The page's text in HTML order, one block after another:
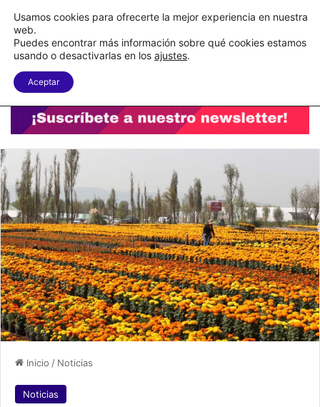
C&A México completa la implementación de su WMS en la nube
Menu
Inicio / Noticias
Noticias
Usamos cookies para ofrecerte la mejor experiencia en nuestra
web.
Puedes encontrar más información sobre qué cookies estamos
usando o desactivarlas en los ajustes.
Aceptar